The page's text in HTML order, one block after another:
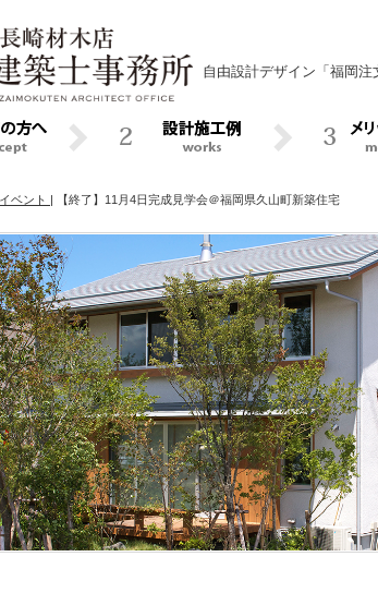
自由設計デザイン 「福岡注
イベント | 【終了】11月4日完成見学会＠福岡県久山町新築住宅